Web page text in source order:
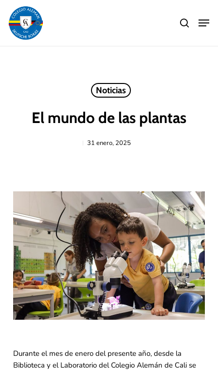
main
content
search
Noticias
El mundo de las plantas
31 enero, 2025
Durante el mes de enero del presente año, desde la
Biblioteca y el Laboratorio del Colegio Alemán de Cali se